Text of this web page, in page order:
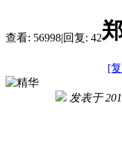
查看: 56998|回复: 42
[
发表于